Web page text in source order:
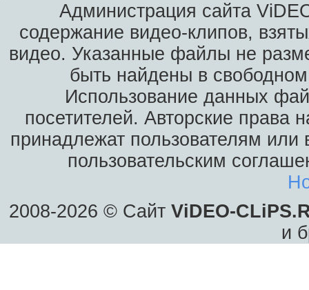
Администрация сайта
содержание видео-клипов,
видео. Указанные файлы не
быть найдены в
Использование данных
посетителей. Авторские права
принадлежат пользователям или
пользовательским
2008-2026 © Сайт ViDEO-
и